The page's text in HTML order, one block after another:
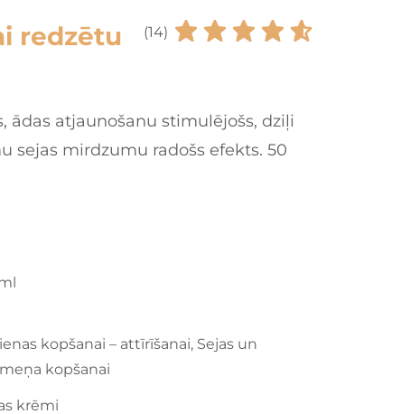
(14)
redzētu
ādas atjaunošanu stimulējošs, dziļi
sejas mirdzumu radošs efekts. 50
kopšanai – attīrīšanai, Sejas un
kopšanai
krēmi